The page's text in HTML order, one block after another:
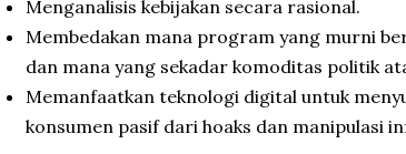
​Menganalisis kebijakan secara rasional.
​Membedakan mana program yang murni
dan mana yang sekadar komoditas politik
​Memanfaatkan teknologi digital untuk
konsumen pasif dari hoaks dan manipulasi